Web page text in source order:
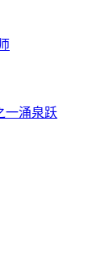
一涌泉跃